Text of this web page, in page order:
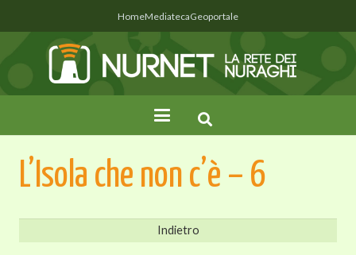
HomeMediatecaGeoportale
L’Isola che non c’è – 6